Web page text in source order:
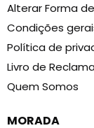
Hidrata
intensa e
A linha
mosqueta
em
Alterar Forma
Condições
Política de
Livro de
Quem Somos
MORADA